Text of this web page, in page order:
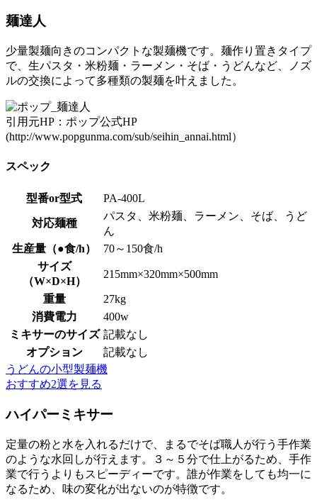
麺達人
少量製麺向きのコンパクトな製麺機です。麺作り置きタイプ
で、生パスタ・米粉麺・ラーメン・そば・うどんなど、ノズ
ルの交換によって多種類の製麺を叶えました。
引用元HP：ポップ公式HP
(http://www.popgunma.com/sub/seihin_annai.html）
スペック
型番or型式 PA-400L
対応麺種
パスタ、米粉麺、ラーメン、そば、うど
ん
生産量（●食/h）
70～150食/h
サイズ
（W×D×H）
215mm×320mm×500mm
重量
27kg
消費電力
400w
ミキサーのサイズ 記載なし
オプション
記載なし
うどんの小型製麺機
おすすめ2選を見る
ハイパーミキサー
定量の粉と水を入れるだけで、まるでそば職人が行う手作業
のような水回しが行えます。３～５分で仕上がるため、手作
業で行うよりもスピーディーです。誰が作業をしても均一に
なるため、味の変化が出ないのが特徴です。